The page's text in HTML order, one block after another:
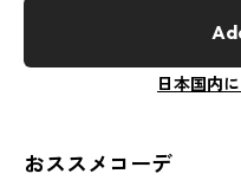
日本国内
おススメコーデ